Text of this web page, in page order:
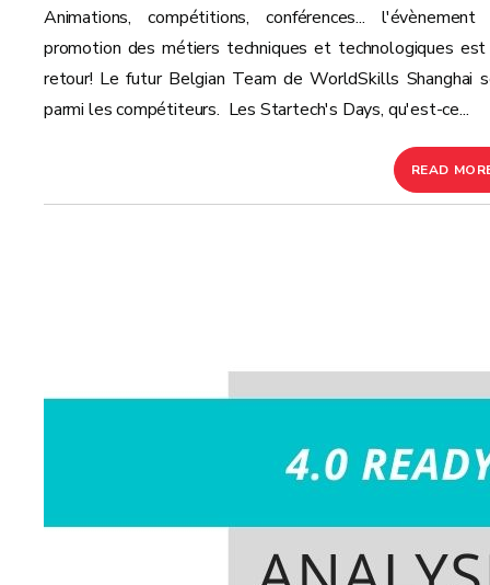
Animations, compétitions, conférences...
promotion des métiers techniques et technologiques
retour! Le futur Belgian Team de WorldSkills Shanghai
parmi les compétiteurs. Les Startech's Days, qu'est-ce...
READ